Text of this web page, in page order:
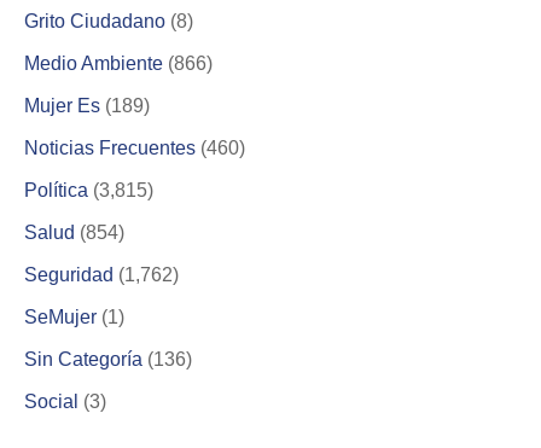
Grito Ciudadano (8)
Medio Ambiente (866)
Mujer Es (189)
Noticias Frecuentes (460)
Política (3,815)
Salud (854)
Seguridad (1,762)
SeMujer (1)
Sin Categoría (136)
Social (3)